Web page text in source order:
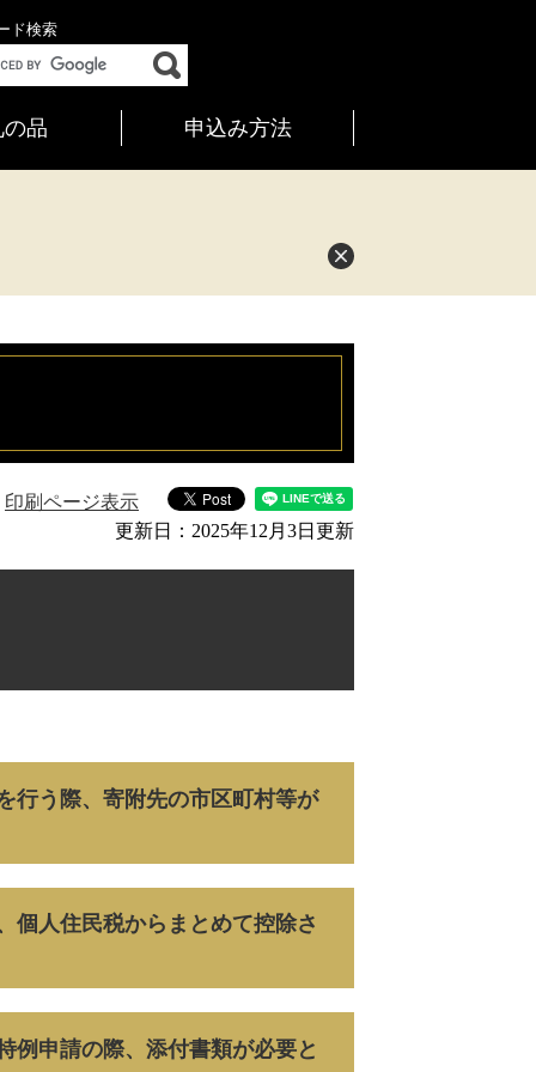
ド検索
品 申込み方法
印刷ページ表示
更新日：2025年12月3日更新
行う際、寄附先の市区町村等が
個人住民税からまとめて控除さ
例申請の際、添付書類が必要と